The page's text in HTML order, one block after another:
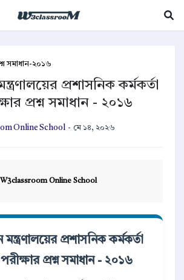
সমাধান-২০১৬
প্রশাসনিক কর্মকর্তা
প্রশ্ন সমাধান - ২০১৬
Online School - মে ১৪, ২০২৬
W3classroom Online School
প্রশাসনিক কর্মকর্তা
প্রশ্ন সমাধান - ২০১৬